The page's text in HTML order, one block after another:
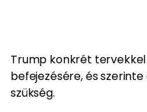
Trump konkrét
befejezésére, és
szükség.